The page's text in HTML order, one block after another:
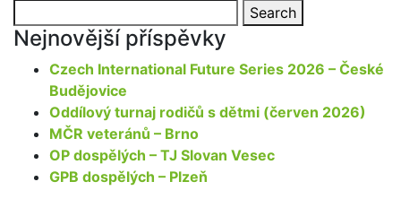
for:
Search
Nejnovější příspěvky
Czech International Future Series 2026 – České
Budějovice
Oddílový turnaj rodičů s dětmi (červen 2026)
MČR veteránů – Brno
OP dospělých – TJ Slovan Vesec
GPB dospělých – Plzeň